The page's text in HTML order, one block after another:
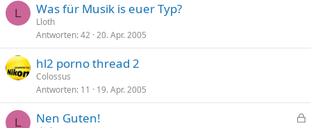
L Was für Musik is euer Typ?
Lloth
Antworten 42 20. Apr. 2005
hl2 porno thread 2
Colossus
Antworten 11 19. Apr. 2005
L Nen Guten!